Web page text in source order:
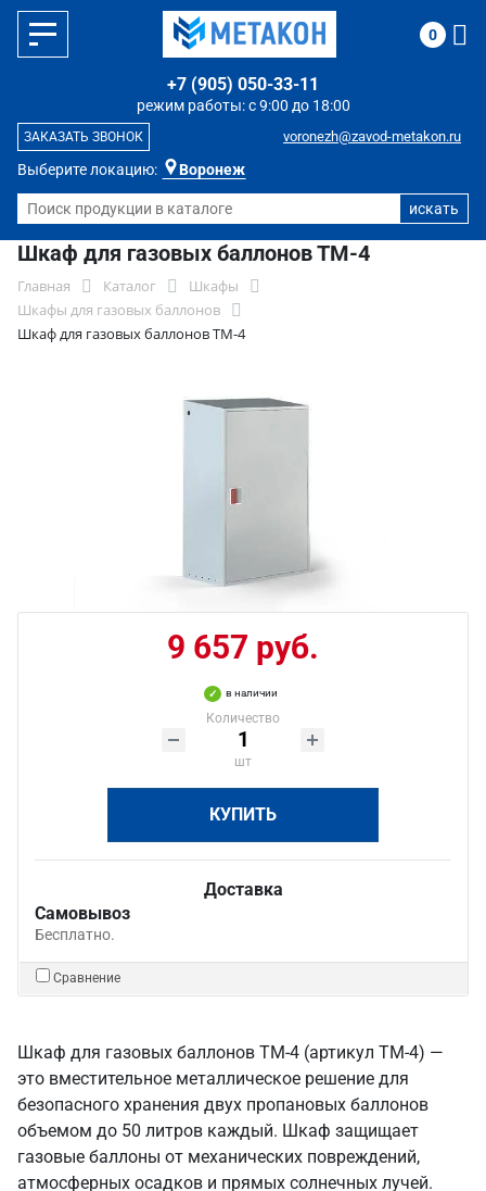
Выберите локацию: Воронеж
режим работы: с 9:00 до 18:00
+7 (905) 050-33-11
voronezh@zavod-metakon.ru
ЗАКАЗАТЬ ЗВОНОК
0
Шкаф для газовых баллонов ТМ-4
Главная Каталог
Шкафы
Шкафы для газовых баллонов
Шкаф для газовых баллонов ТМ-4
9 657 руб.
в наличии
Количество
шт
КУПИТЬ
Доставка
Самовывоз
Бесплатно.
Сравнение
Шкаф для газовых баллонов ТМ-4 (артикул ТМ-4) —
это вместительное металлическое решение для
безопасного хранения двух пропановых баллонов
объемом до 50 литров каждый. Шкаф защищает
газовые баллоны от механических повреждений,
атмосферных осадков и прямых солнечных лучей.